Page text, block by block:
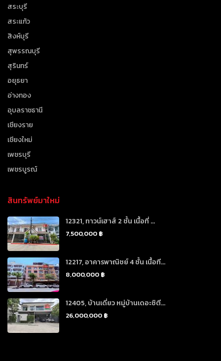
สระบุรี
สระแก้ว
สิงห์บุรี
สุพรรณบุรี
สุรินทร์
อยุธยา
อ่างทอง
อุบลราชธานี
เชียงราย
เชียงใหม่
เพชรบุรี
เพชรบูรณ์
สินทรัพย์มาใหม่
12321, ทาวน์เฮาส์ 2 ชั้น เนื้อที่ ...
7,500,000 ฿
12217, อาคารพาณิชย์ 4 ชั้น เนื้อที...
8,000,000 ฿
12405, บ้านเดี่ยว หมู่บ้านเดอะซิตี...
26,000,000 ฿